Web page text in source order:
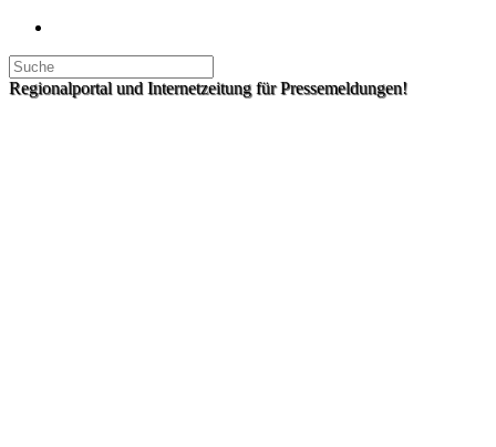
Regionalportal und Internetzeitung für Pressemeldungen!